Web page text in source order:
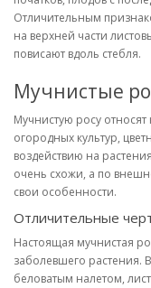
Отличительным
на верхней части
повисают вдоль стебля.
Мучнистые
Мучнистую росу
огородных культур,
воздействию на
очень схожи, а по
свои особенности.
Отличительные
Настоящая мучнистая
заболевшего растения.
беловатым налетом,